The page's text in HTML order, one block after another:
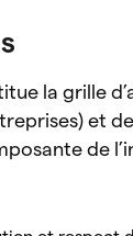
la grille
et
de